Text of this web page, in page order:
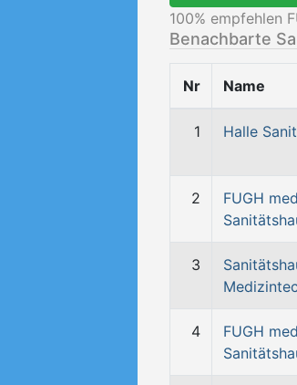
100% empfehlen
Benachbarte
Nr Name
1 Halle
2
FUGH
3
4
FUGH